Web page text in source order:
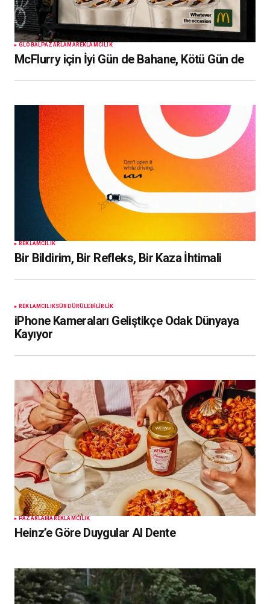
GLOBAL PAZARLAMAREKLAMCILIK
McFlurry için İyi Gün de Bahane, Kötü Gün de
REKLAMCILIK
Bir Bildirim, Bir Refleks, Bir Kaza İhtimali
REKLAMCILIKSÜRDÜRÜLEBILIRLIK
iPhone Kameraları Geliştikçe Odak Dünyaya
Kayıyor
PAZARLAMA REKLAMCILIK
Heinz’e Göre Duygular Al Dente